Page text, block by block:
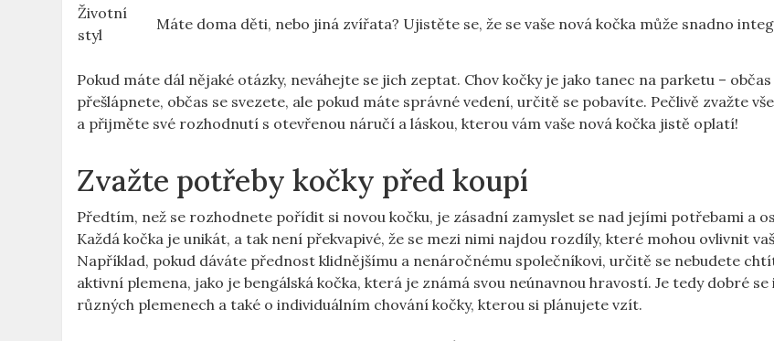
Životní
styl
Máte doma děti, nebo jiná zvířata? Ujistěte se, že se vaše nová kočka může snadno
Pokud máte dál nějaké otázky, neváhejte se jich zeptat. Chov kočky je jako tanec na parketu –
přešlápnete, občas se svezete, ale pokud máte správné vedení, určitě se pobavíte. Pečlivě zvažte
a přijměte své rozhodnutí s otevřenou náručí a láskou, kterou vám vaše nová kočka jistě oplatí!
Zvažte potřeby kočky před koupí
Předtím, než se rozhodnete pořídit si novou kočku, je zásadní zamyslet se nad jejími potřebami a
Každá kočka je unikát, a tak není překvapivé, že se mezi nimi najdou rozdíly, které mohou ovlivnit
Například, pokud dáváte přednost klidnějšímu a nenáročnému společníkovi, určitě se nebudete
aktivní plemena, jako je bengálská kočka, která je známá svou neúnavnou hravostí. Je tedy dobré
různých plemenech a také o individuálním chování kočky, kterou si plánujete vzít.